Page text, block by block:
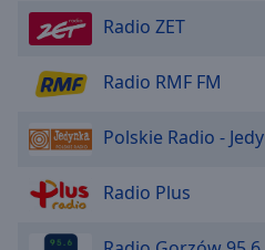
Radio ZET
Radio RMF FM
Polskie Radio -
Radio Plus